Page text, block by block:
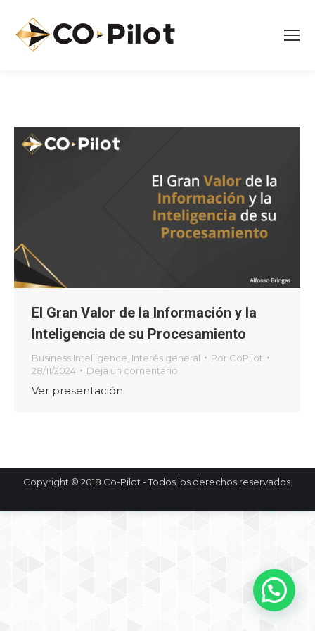
El Gran Valor de la Información y la
Inteligencia de su Procesamiento
Business Intelligence Interés general Por CoPilot
28/11/2024
Deja un comentario
Ver presentación
Copyright © 2018 Co-Pilot - Todos los derechos reservados.